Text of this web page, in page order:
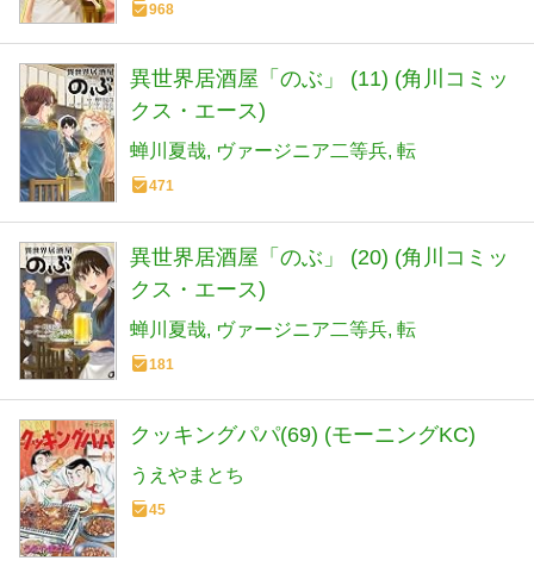
968
異世界居酒屋「のぶ」 (11) (角川コミッ
クス・エース)
蝉川夏哉 ヴァージニア二等兵 転
471
異世界居酒屋「のぶ」 (20) (角川コミッ
クス・エース)
蝉川夏哉 ヴァージニア二等兵 転
181
クッキングパパ(69) (モーニングKC)
うえやまとち
45